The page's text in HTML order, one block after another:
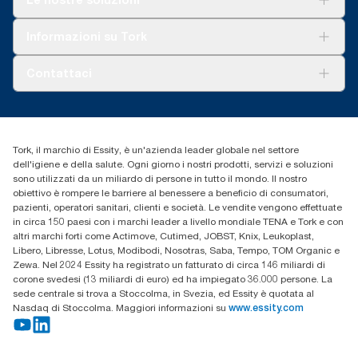
+39 0331 443896
Tork, il marchio di Essity, è un'azienda leader globale nel settore
dell'igiene e della salute. Ogni giorno i nostri prodotti, servizi e soluzioni
sono utilizzati da un miliardo di persone in tutto il mondo. Il nostro
obiettivo è rompere le barriere al benessere a beneficio di consumatori,
pazienti, operatori sanitari, clienti e società. Le vendite vengono effettuate
in circa 150 paesi con i marchi leader a livello mondiale TENA e Tork e con
altri marchi forti come Actimove, Cutimed, JOBST, Knix, Leukoplast,
Libero, Libresse, Lotus, Modibodi, Nosotras, Saba, Tempo, TOM Organic e
Zewa. Nel 2024 Essity ha registrato un fatturato di circa 146 miliardi di
corone svedesi (13 miliardi di euro) ed ha impiegato 36.000 persone. La
sede centrale si trova a Stoccolma, in Svezia, ed Essity è quotata al
Nasdaq di Stoccolma. Maggiori informazioni su www.essity.com